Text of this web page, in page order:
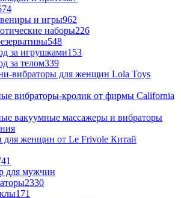
и игры962
наборы226
548
за игрушками153
за телом339
2330
171